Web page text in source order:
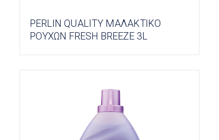
PERLIN QUALITY ΜΑΛΑΚΤΙΚΟ
ΡΟΥΧΩΝ FRESH BREEZE 3L